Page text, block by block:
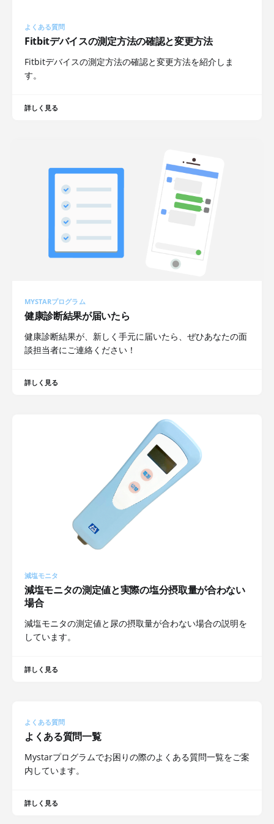
よくある質問
Fitbitデバイスの測定方法の確認と変更方法
Fitbitデバイスの測定方法の確認と変更方法を紹介しま
す。
詳しく見る
MYSTARプログラム
健康診断結果が届いたら
健康診断結果が、新しく手元に届いたら、ぜひあなたの面
談担当者にご連絡ください！
詳しく見る
減塩モニタ
減塩モニタの測定値と実際の塩分摂取量が合わない
場合
減塩モニタの測定値と尿の摂取量が合わない場合の説明を
しています。
詳しく見る
よくある質問
よくある質問一覧
Mystarプログラムでお困りの際のよくある質問一覧をご案
内しています。
詳しく見る